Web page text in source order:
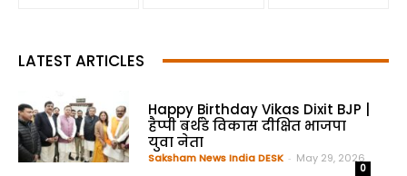
LATEST ARTICLES
Happy Birthday Vikas Dixit BJP |
हैप्पी बर्थडे विकास दीक्षित भाजपा
युवा नेता
Saksham News India DESK - May 29, 2026
0